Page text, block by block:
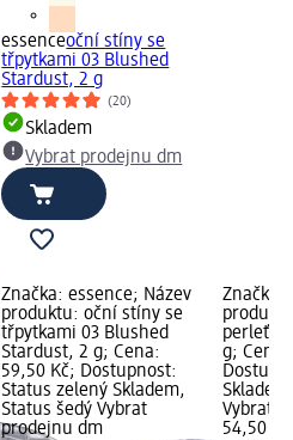
essenceoční stíny se
třpytkami 03 Blushed
Stardust, 2 g
(20)
Skladem
Vybrat prodejnu dm
Značka: essence; Název
produktu: oční stíny se
třpytkami 03 Blushed
Stardust, 2 g; Cena:
59,50 Kč; Dostupnost:
Status zelený Skladem,
Status šedý Vybrat
prodejnu dm
Značka:
g;
Vybrat
54,50 Kč